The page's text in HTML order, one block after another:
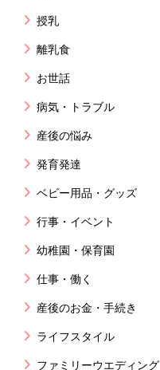
授乳
離乳食
お世話
病気・トラブル
産後の悩み
発育発達
ベビー用品・グッズ
行事・イベント
幼稚園・保育園
仕事・働く
産後のお金・手続き
ライフスタイル
ファミリーウエディング